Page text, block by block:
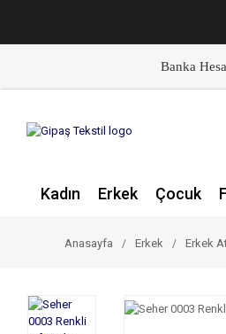
Banka
Kadın Erkek Çocuk
Anasayfa Erkek Erkek